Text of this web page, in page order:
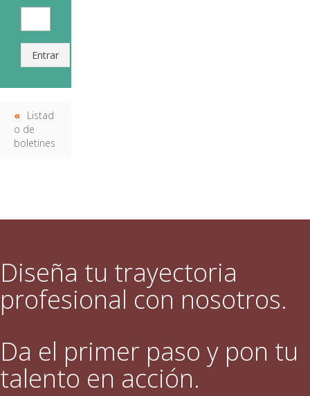
Entrar
Listad
o de
boletines
Diseña tu trayectoria
profesional con nosotros.
Da el primer paso y pon tu
talento en acción.